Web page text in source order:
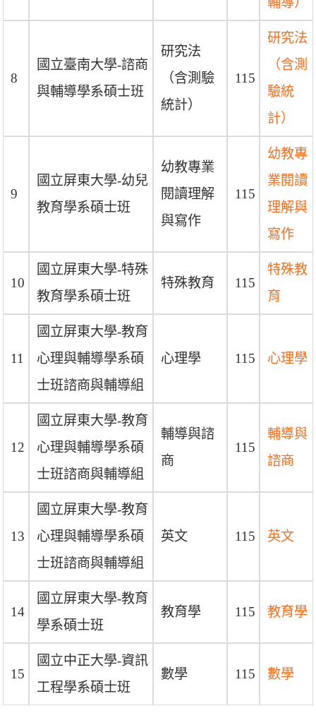
8
國立臺南大學-諮商
與輔導學系碩士班
研究法
（含測驗
統計）
115
研究法
（含測
驗統
計）
9
國立屏東大學-幼兒
教育學系碩士班
幼教專業
閱讀理解
與寫作
115
幼教專
業閱讀
理解與
寫作
10
國立屏東大學-特殊
教育學系碩士班
特殊教育 115
特殊教
育
11
國立屏東大學-教育
心理與輔導學系碩
士班諮商與輔導組
心理學 115 心理學
12
國立屏東大學-教育
心理與輔導學系碩
士班諮商與輔導組
輔導與諮
商
115
輔導與
諮商
13
國立屏東大學-教育
心理與輔導學系碩
士班諮商與輔導組
英文 115 英文
14
國立屏東大學-教育
學系碩士班
教育學 115 教育學
15
國立中正大學-資訊
工程學系碩士班
數學 115 數學